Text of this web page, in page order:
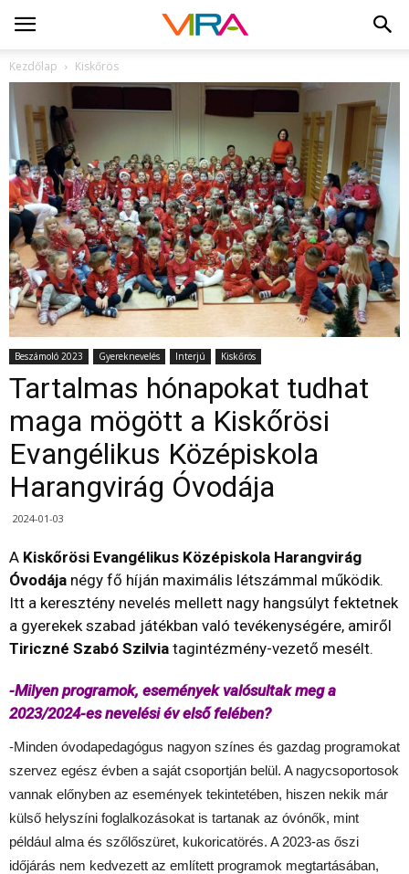
Kezdőlap Kiskőrös
Beszámoló 2023 Gyereknevelés Interjú Kiskőrös
Tartalmas hónapokat tudhat
maga mögött a Kiskőrösi
Evangélikus Középiskola
Harangvirág Óvodája
2024-01-03
A Kiskőrösi Evangélikus Középiskola Harangvirág
Óvodája négy fő híján maximális létszámmal működik.
Itt a keresztény nevelés mellett nagy hangsúlyt fektetnek
a gyerekek szabad játékban való tevékenységére, amiről
Tiriczné Szabó Szilvia tagintézmény-vezető mesélt.
-Milyen programok, események valósultak meg a
2023/2024-es nevelési év első felében?
-Minden óvodapedagógus nagyon színes és gazdag programokat
szervez egész évben a saját csoportján belül. A nagycsoportosok
vannak előnyben az események tekintetében, hiszen nekik már
külső helyszíni foglalkozásokat is tartanak az óvónők, mint
például alma és szőlőszüret, kukoricatörés. A 2023-as őszi
időjárás nem kedvezett az említett programok megtartásában,